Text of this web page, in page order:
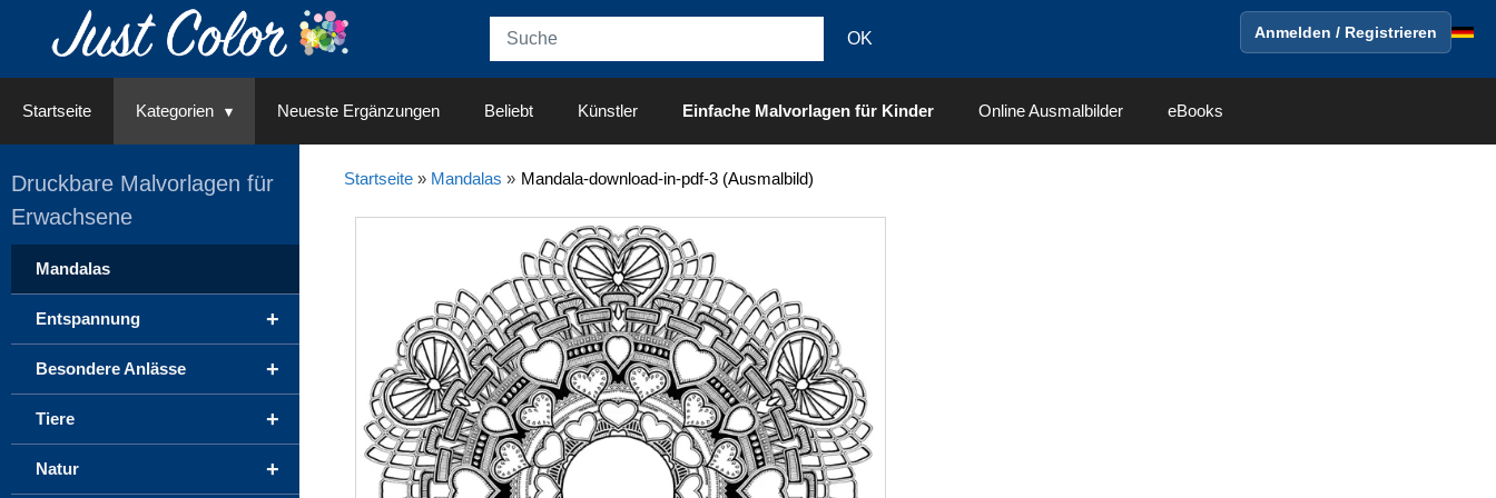
Anmelden / Registrieren
Startseite Kategorien Neueste Ergänzungen Beliebt Künstler Einfache Malvorlagen für Kinder Online Ausmalbilder eBooks
Startseite» Mandalas » Mandala-download-in-pdf-3 (Ausmalbild)
Druckbare Malvorlagen für
Erwachsene
Mandalas
+
Entspannung
+
Besondere Anlässe
+
Tiere
+
Natur